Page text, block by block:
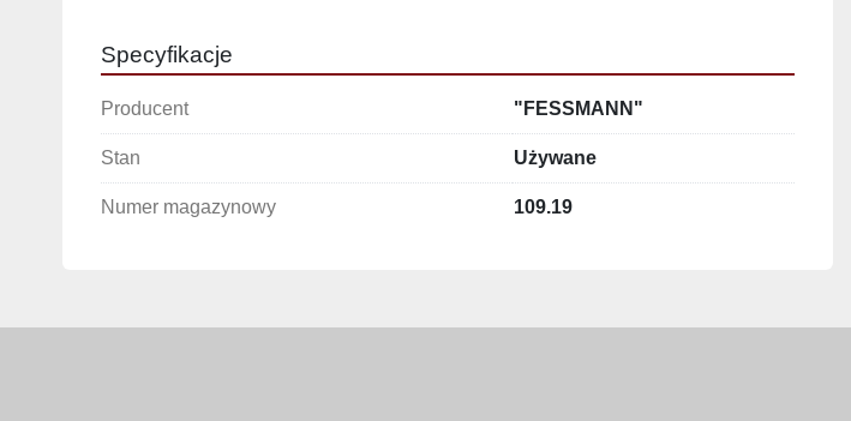
Specyfikacje
Producent "FESSMANN"
Stan Używane
Numer magazynowy 109.19